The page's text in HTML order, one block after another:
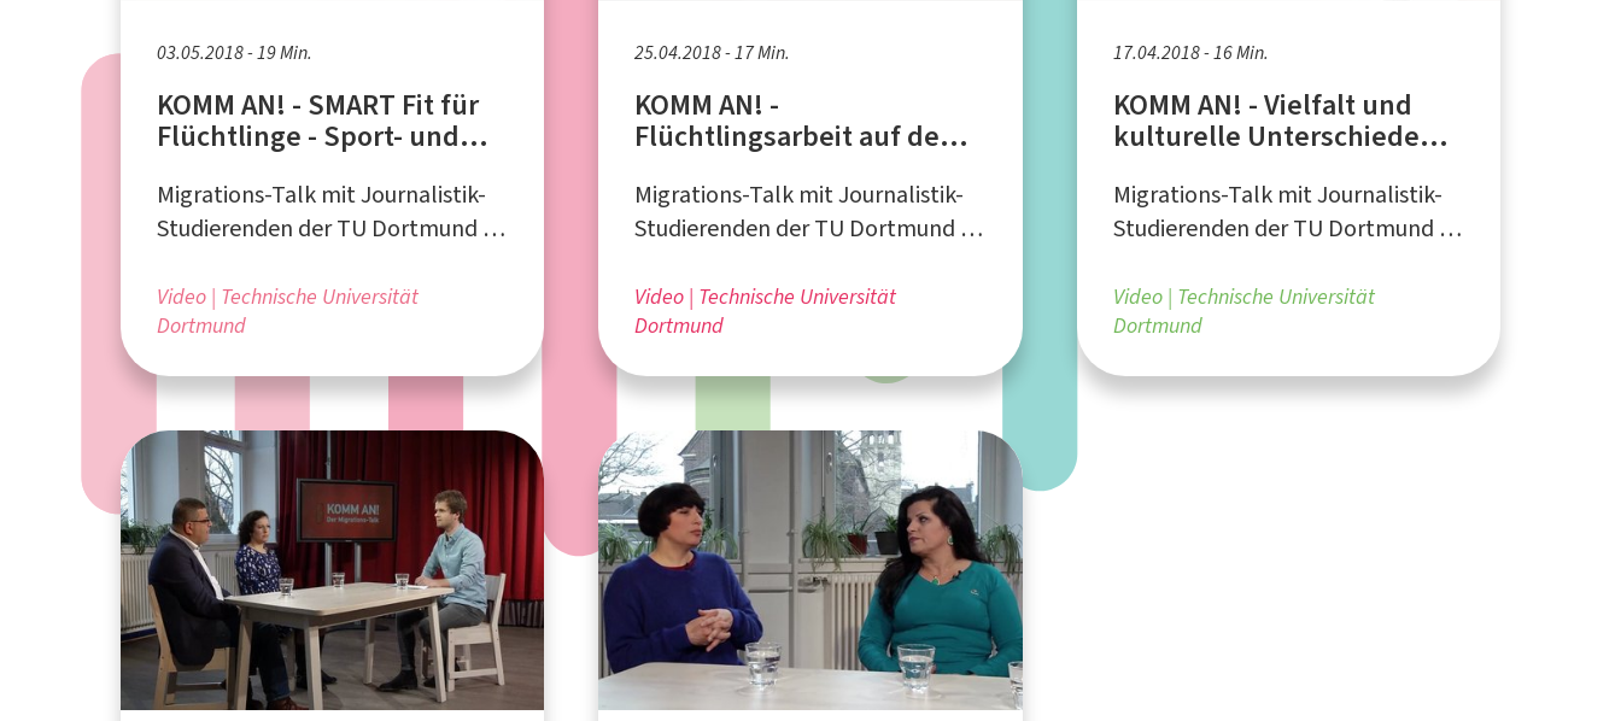
03.05.2018 - 19 Min.
KOMM AN! - SMART Fit für
Flüchtlinge - Sport- und
Haus der Vielfalt
Migrations-Talk mit Journalistik-
Studierenden der TU Dortmund in
Bundesverband NeMO e.V. und der
FH Dortmund
Video Technische Universität
Dortmund
25.04.2018 - 17 Min.
KOMM AN! -
Flüchtlingsarbeit auf dem
Migrations-Talk mit Journalistik-
Studierenden der TU Dortmund in
Bundesverband NeMO e.V. und der
FH Dortmund
Video Technische Universität
Dortmund
17.04.2018 - 16 Min.
KOMM AN! - Vielfalt und
kulturelle Unterschiede
Migrations-Talk mit Journalistik-
Studierenden der TU Dortmund in
Bundesverband NeMO e.V. und der
FH Dortmund
Video Technische Universität
Dortmund